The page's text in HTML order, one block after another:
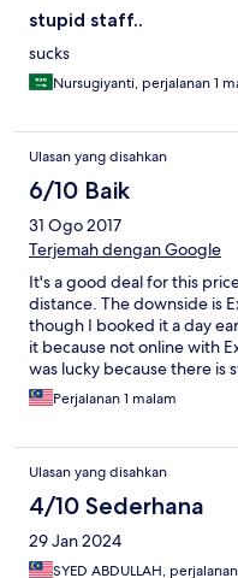
stupid staff..
sucks
Nursugiyanti, perjalanan 1
Ulasan yang disahkan
6/10 Baik
31 Ogo 2017
Terjemah dengan Google
It's a good deal for this
distance. The downside is
though I booked it a day
it because not online with
was lucky because there is
into this quick to avoid any
everything is ok.
Perjalanan 1 malam
Ulasan yang disahkan
4/10 Sederhana
29 Jan 2024
SYED ABDULLAH,